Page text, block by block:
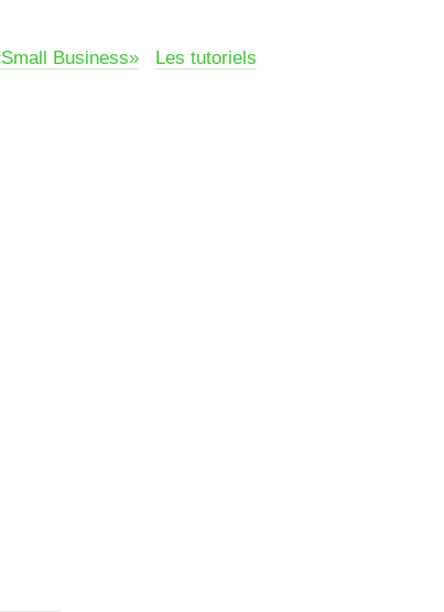
Business» Les tutoriels